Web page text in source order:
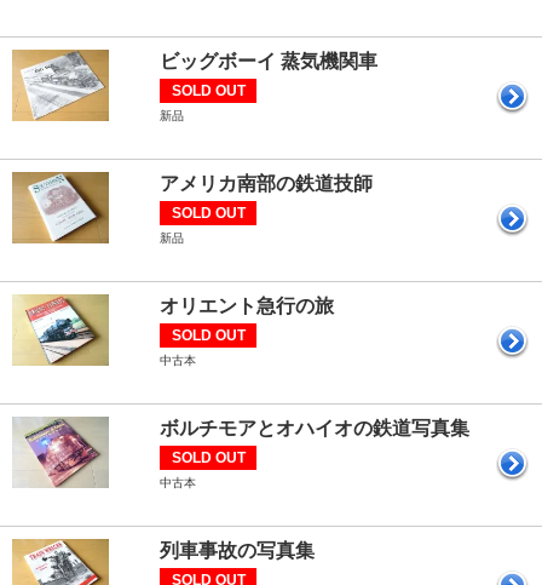
ビッグボーイ 蒸気機関車
SOLD OUT
新品
アメリカ南部の鉄道技師
SOLD OUT
新品
オリエント急行の旅
SOLD OUT
中古本
ボルチモアとオハイオの鉄道写真集
SOLD OUT
中古本
列車事故の写真集
SOLD OUT